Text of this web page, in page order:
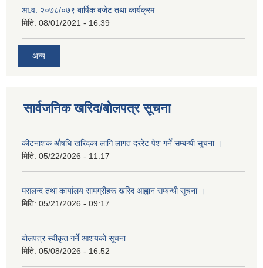
आ.व. २०७८/०७९ बार्षिक बजेट तथा कार्यक्रम
मिति: 08/01/2021 - 16:39
अन्य
सार्वजनिक खरिद/बोलपत्र सूचना
कीटनाशक औषधि खरिदका लागि लागत दररेट पेश गर्ने सम्बन्धी सूचना ।
मिति: 05/22/2026 - 11:17
मसलन्द तथा कार्यालय सामग्रीहरू खरिद आह्वान सम्बन्धी सूचना ।
मिति: 05/21/2026 - 09:17
बोलपत्र स्वीकृत गर्ने आशयको सूचना
मिति: 05/08/2026 - 16:52